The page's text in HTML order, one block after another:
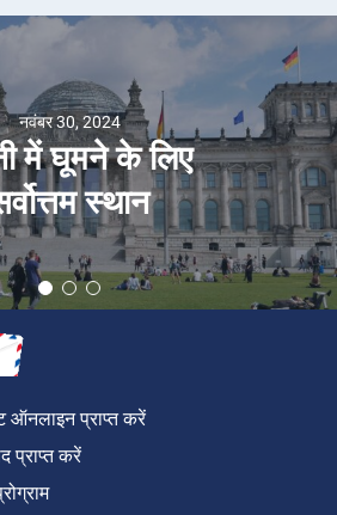
नवंबर 30, 2024
में घूमने के लिए
स्थान
ऑनलाइन प्राप्त करें
प्राप्त करें